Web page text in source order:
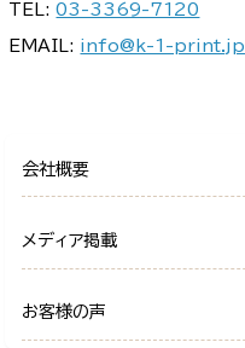
TEL:03-3369-7120
EMAIL: info@k-1-print.jp
会社概要
メディア掲載
お客様の声